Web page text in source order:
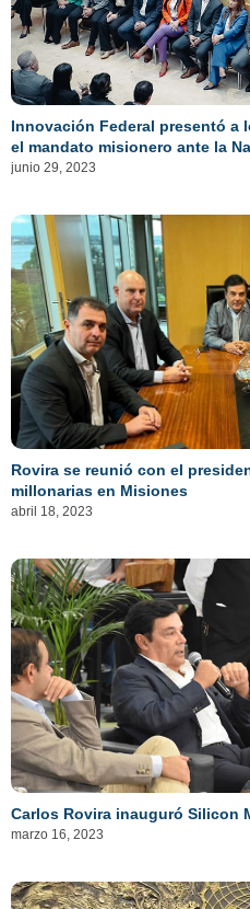
Innovación Federal presentó a
el mandato misionero ante la
junio 29, 2023
Rovira se reunió con el
millonarias en Misiones
abril 18, 2023
Carlos Rovira inauguró Silicon
marzo 16, 2023